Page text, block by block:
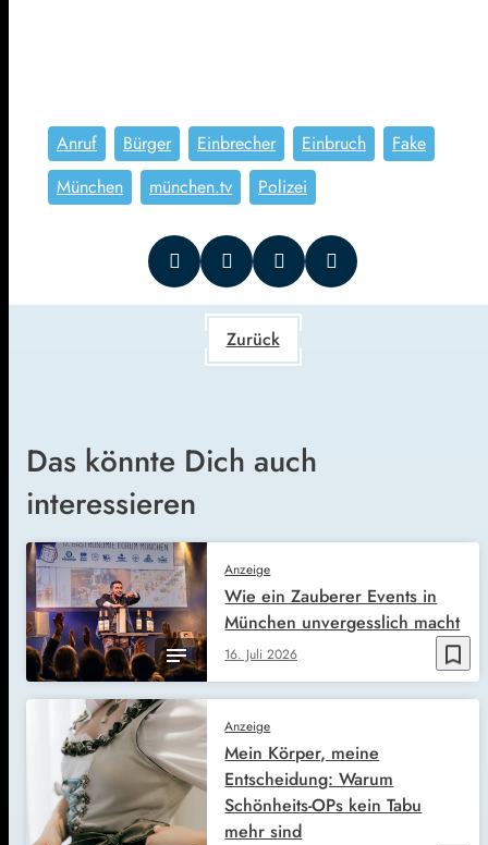
Anruf Bürger Einbrecher Einbruch
Fake
München
münchen.tv Polizei
Zurück
Das könnte Dich auch
interessieren
bookmark_border
Anzeige
16. Juli 2026
Wie ein Zauberer Events in
München unvergesslich macht
Anzeige
Mein Körper, meine
Entscheidung: Warum
Schönheits-OPs kein Tabu
mehr sind